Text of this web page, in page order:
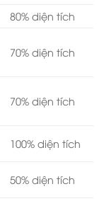
80% diện tích
70% diện tích
70% diện tích
100% diện tích
50% diện tích